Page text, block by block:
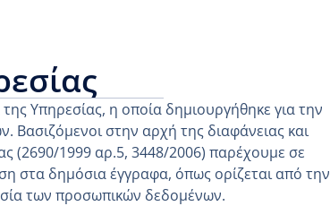
Υπηρεσίας, η οποία δημιουργήθηκε για την
στην αρχή της διαφάνειας και
(2690/1999 αρ.5, 3448/2006) παρέχουμε σε
στα δημόσια έγγραφα, όπως ορίζεται από την
των προσωπικών δεδομένων.